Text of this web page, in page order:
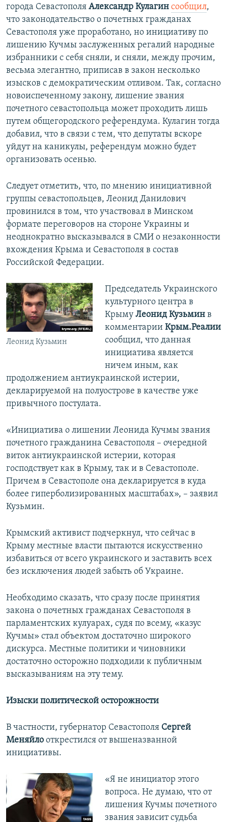
города Севастополя Александр Кулагин сообщил,
что законодательство о почетных гражданах
Севастополя уже проработано, но инициативу по
лишению Кучмы заслуженных регалий народные
избранники с себя сняли, и сняли, между прочим,
весьма элегантно, приписав в закон несколько
изысков с демократическим отливом. Так, согласно
новоиспеченному закону, лишение звания
почетного севастопольца может проходить лишь
путем общегородского референдума. Кулагин тогда
добавил, что в связи с тем, что депутаты вскоре
уйдут на каникулы, референдум можно будет
организовать осенью.
Следует отметить, что, по мнению инициативной
группы севастопольцев, Леонид Данилович
провинился в том, что участвовал в Минском
формате переговоров на стороне Украины и
неоднократно высказывался в СМИ о незаконности
вхождения Крыма и Севастополя в состав
Российской Федерации.
Леонид Кузьмин
Председатель Украинского
культурного центра в
Крыму Леонид Кузьминв
комментарии Крым.Реалии
сообщил, что данная
инициатива является
ничем иным, как
продолжением антиукраинской истерии,
декларируемой на полуострове в качестве уже
привычного постулата.
«Инициатива о лишении Леонида Кучмы звания
почетного гражданина Севастополя – очередной
виток антиукраинской истерии, которая
господствует как в Крыму, так и в Севастополе.
Причем в Севастополе она декларируется в куда
более гиперболизированных масштабах», – заявил
Кузьмин.
Крымский активист подчеркнул, что сейчас в
Крыму местные власти пытаются искусственно
избавиться от всего украинского и заставить всех
без исключения людей забыть об Украине.
Необходимо сказать, что сразу после принятия
закона о почетных гражданах Севастополя в
парламентских кулуарах, судя по всему, «казус
Кучмы» стал объектом достаточно широкого
дискурса. Местные политики и чиновники
достаточно осторожно подходили к публичным
высказываниям на эту тему.
Изыски политической осторожности
В частности, губернатор Севастополя Сергей
Меняйло открестился от вышеназванной
инициативы.
«Я не инициатор этого
вопроса. Не думаю, что от
лишения Кучмы почетного
звания зависит судьба